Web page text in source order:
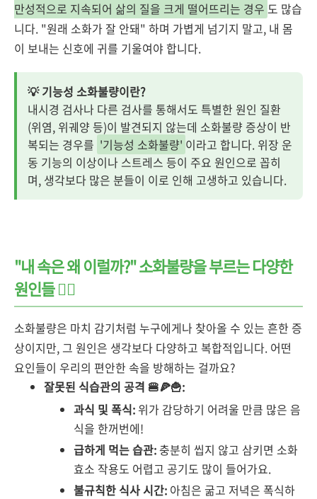
만성적으로 지속되어 삶의 질을 크게 떨어뜨리는 경우 도 많습
니다. "원래 소화가 잘 안돼" 하며 가볍게 넘기지 말고, 내 몸
이 보내는 신호에 귀를 기울여야 합니다.
💡 기능성 소화불량이란?
내시경 검사나 다른 검사를 통해서도 특별한 원인 질환
(위염, 위궤양 등)이 발견되지 않는데 소화불량 증상이 반
복되는 경우를 '기능성 소화불량' 이라고 합니다. 위장 운
동 기능의 이상이나 스트레스 등이 주요 원인으로 꼽히
며, 생각보다 많은 분들이 이로 인해 고생하고 있습니다.
"내 속은 왜 이럴까?" 소화불량을 부르는 다양한
원인들 🤷‍♀️
소화불량은 마치 감기처럼 누구에게나 찾아올 수 있는 흔한 증
상이지만, 그 원인은 생각보다 다양하고 복합적입니다. 어떤
요인들이 우리의 편안한 속을 방해하는 걸까요?
잘못된 식습관의 공격 🍔🍕🍟:
과식 및 폭식: 위가 감당하기 어려울 만큼 많은 음
식을 한꺼번에!
급하게 먹는 습관:충분히 씹지 않고 삼키면 소화
효소 작용도 어렵고 공기도 많이 들어가요.
불규칙한 식사 시간: 아침은 굶고 저녁은 폭식하